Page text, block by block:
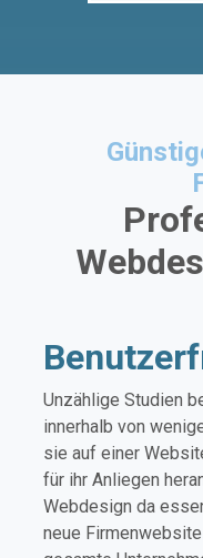
Unzählige Studien
innerhalb von
sie auf einer
für ihr Anliegen
Webdesign da
neue